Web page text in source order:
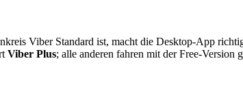
Viber Standard ist, macht die Desktop-App
Viber Plus; alle anderen fahren mit der Free-Version